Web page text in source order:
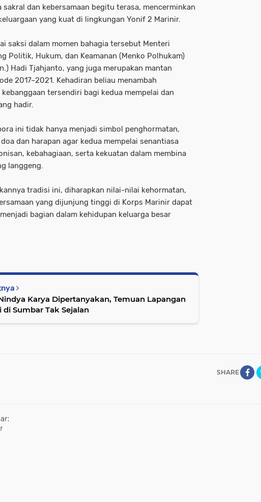
sakral dan kebersamaan begitu terasa, mencerminkan
yang kuat di lingkungan Yonif 2 Marinir.
saksi dalam momen bahagia tersebut Menteri
Politik, Hukum, dan Keamanan (Menko Polhukam)
Hadi Tjahjanto, yang juga merupakan mantan
2017–2021. Kehadiran beliau menambah
tersendiri bagi kedua mempelai dan
hadir.
ini tidak hanya menjadi simbol penghormatan,
dan harapan agar kedua mempelai senantiasa
kebahagiaan, serta kekuatan dalam membina
langgeng.
tradisi ini, diharapkan nilai-nilai kehormatan,
yang dijunjung tinggi di Korps Marinir dapat
bagian dalam kehidupan keluarga besar
Karya Dipertanyakan, Temuan Lapangan
di Sumbar Tak Sejalan
SHARE